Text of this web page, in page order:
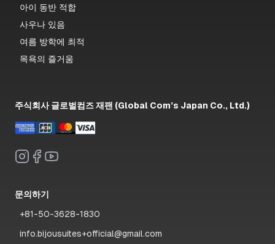
아이 동반 적합
사우나 있음
여름 방학에 최적
목욕의 즐거움
주식회사 글로벌컴즈 재팬 (Global Com’s Japan Co., Ltd.)
문의하기
+81-50-3628-1830
info.bijousuites+official@gmail.com